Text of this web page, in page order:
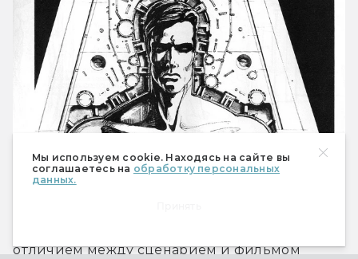
Мы используем cookie. Находясь на сайте вы
соглашаетесь на обработку персональных
данных.
отличием между сценарием и фильмом